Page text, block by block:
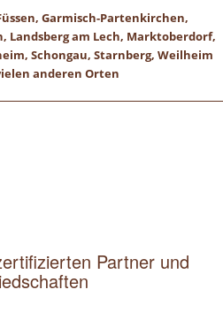
Garmisch-Partenkirchen,
Landsberg am Lech, Marktoberdorf,
Schongau, Starnberg, Weilheim
anderen Orten
Partner und